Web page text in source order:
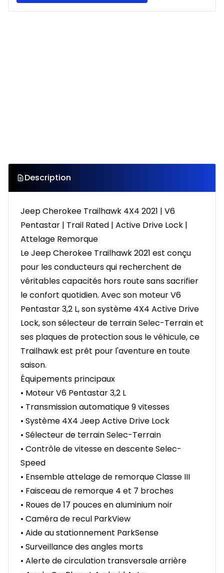
Description
Jeep Cherokee Trailhawk 4X4 2021 | V6
Pentastar | Trail Rated | Active Drive Lock |
Attelage Remorque
Le Jeep Cherokee Trailhawk 2021 est conçu
pour les conducteurs qui recherchent de
véritables capacités hors route sans sacrifier
le confort quotidien. Avec son moteur V6
Pentastar 3,2 L, son système 4X4 Active Drive
Lock, son sélecteur de terrain Selec-Terrain et
ses plaques de protection sous le véhicule, ce
Trailhawk est prêt pour l'aventure en toute
saison.
Équipements principaux
• Moteur V6 Pentastar 3,2 L
• Transmission automatique 9 vitesses
• Système 4X4 Jeep Active Drive Lock
• Sélecteur de terrain Selec-Terrain
• Contrôle de vitesse en descente Selec-
Speed
• Ensemble attelage de remorque Classe III
• Faisceau de remorque 4 et 7 broches
• Roues de 17 pouces en aluminium noir
• Caméra de recul ParkView
• Aide au stationnement ParkSense
• Surveillance des angles morts
• Alerte de circulation transversale arrière